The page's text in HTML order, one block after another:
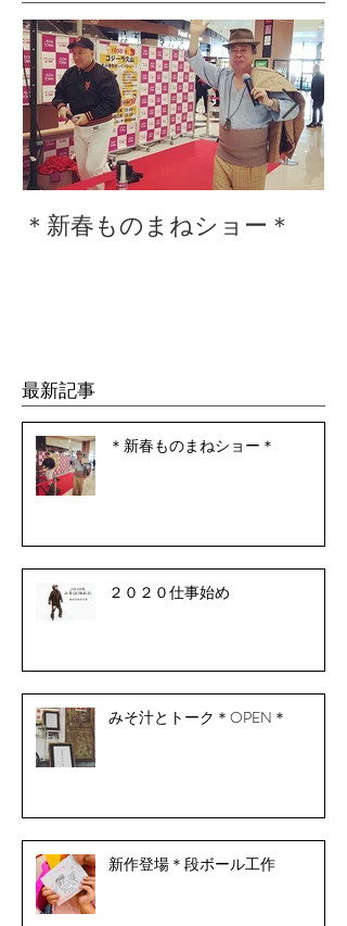
＊新春ものまねショー＊
最新記事
＊新春ものまねショー＊
２０２０仕事始め
みそ汁とトーク＊OPEN＊
新作登場＊段ボール工作